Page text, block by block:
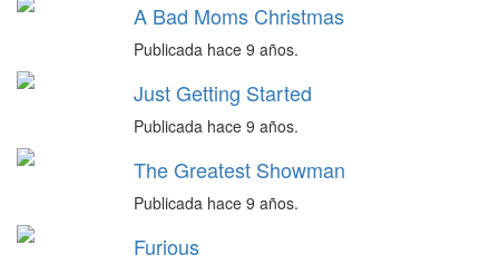
A Bad Moms Christmas
Publicada hace 9 años.
Just Getting Started
Publicada hace 9 años.
The Greatest Showman
Publicada hace 9 años.
Furious